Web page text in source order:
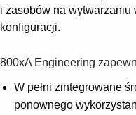
i zasobów na wytwarzaniu
konfiguracji.
800xA Engineering
W pełni zintegrowane
ponownego